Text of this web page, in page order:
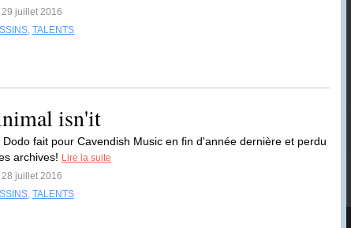
juillet 2016
, TALENTS
isn'it
Dodo fait pour Cavendish Music en fin d'année dernière et perdu
archives! Lire la suite
juillet 2016
, TALENTS